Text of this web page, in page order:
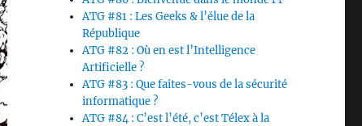
ATG #81 : Les Geeks & l’élue de la
République
ATG #82 : Où en est l’Intelligence
Artificielle ?
ATG #83 : Que faites-vous de la sécurité
informatique ?
ATG #84 : C’est l’été, c’est Télex à la